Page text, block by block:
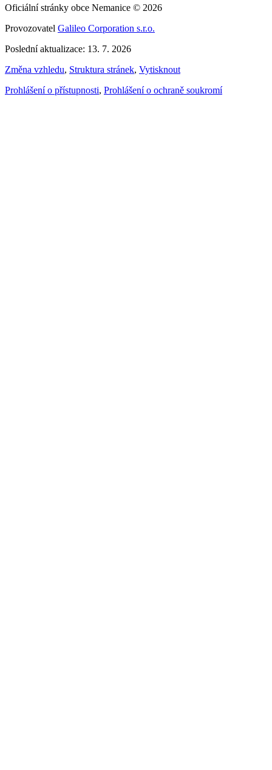
Oficiální stránky obce Nemanice © 2026
Provozovatel Galileo Corporation s.r.o.
Poslední aktualizace: 13. 7. 2026
Změna vzhledu, Struktura stránek, Vytisknout
Prohlášení o přístupnosti, Prohlášení o ochraně soukromí